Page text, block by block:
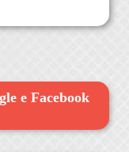
e Facebook